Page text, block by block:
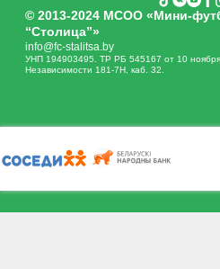
© 2013-2024 МСОО «Мини-
“Столица”»
info@fc-stalitsa.by
УНП 194903495. ТР РБ 545167 от 10 ноября
Независимости 181-7Н, каб. 32.